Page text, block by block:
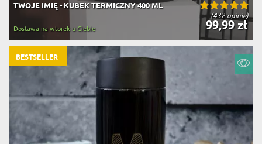
(432 opinie)
TWOJE IMIĘ - KUBEK TERMICZNY 400 ML
99,99 zł
Dostawa na wtorek u Ciebie
BESTSELLER